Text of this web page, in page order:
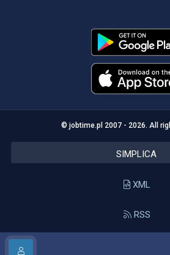
© jobtime.pl 2007 - 2026. All
SIMPLICA
XML
RSS